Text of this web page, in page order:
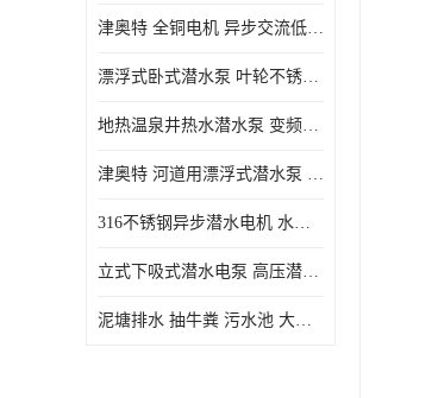
津奥特 全铜电机 异步交流低压潜水电机 运行稳定售后质保 致电咨询
漂浮式卧式潜水泵 叶轮不锈钢材质 大流量 变频抽水泵 厂家质保售后
地热温泉井热水潜水泵 变频不锈钢 130直径油泵 高温深井泵 津奥特
津奥特 河道用漂浮式潜水泵 不锈钢泵轴 大口径大流量 产品可定制
316不锈钢异步潜水电机 水冷式 可连续运行 定制功率电压 奥特泵业
立式下吸式潜水电泵 高压潜水排沙泵 大功率 深水施工作业 型号可定制
泥塘排水 抽牛粪 污水池 大口径潜水螺旋离心泵 材质特征 奥特泵业